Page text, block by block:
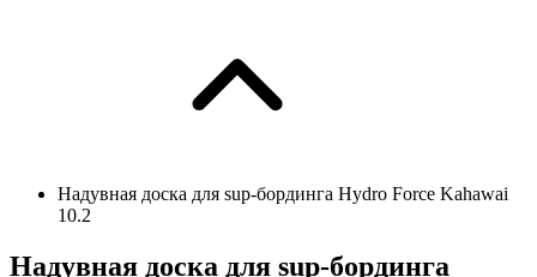
Надувная доска для sup-бординга Hydro Force Kahawai
10.2
Надувная доска для sup-бординга